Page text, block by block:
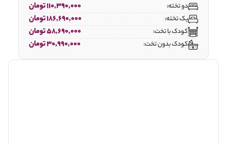
دو تخته: 110,390,000 تومان
یک تخته: 186,690,000 تومان
کودک با تخت: 58,690,000 تومان
کودک بدون تخت: 30,990,000 تومان